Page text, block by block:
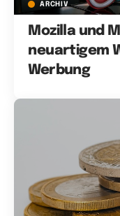
ARCHIV
Mozilla und
neuartigem
Werbung